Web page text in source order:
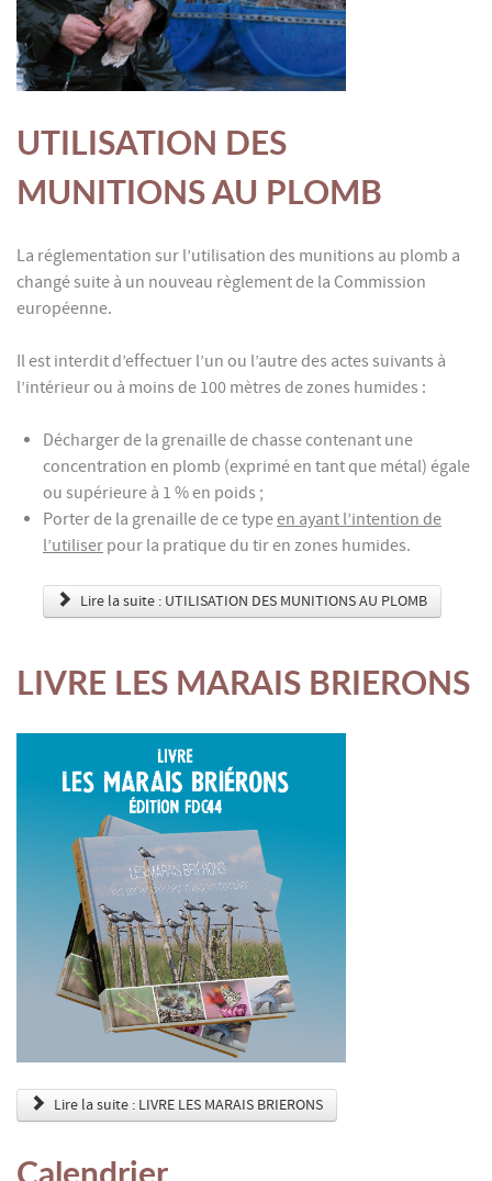
UTILISATION DES
MUNITIONS AU PLOMB
La réglementation sur l’utilisation des munitions au plomb a
changé suite à un nouveau règlement de la Commission
européenne.
Il est interdit d’effectuer l’un ou l’autre des actes suivants à
l’intérieur ou à moins de 100 mètres de zones humides :
Décharger de la grenaille de chasse contenant une
concentration en plomb (exprimé en tant que métal) égale
ou supérieure à 1 % en poids ;
Porter de la grenaille de ce typeen ayant l’intention de
l’utiliser pour la pratique du tir en zones humides.
Lire la suite : UTILISATION DES MUNITIONS AU PLOMB
LIVRE LES MARAIS BRIERONS
Lire la suite : LIVRE LES MARAIS BRIERONS